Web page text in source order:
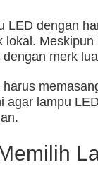
LED dengan
lokal.
merk
agar lampu